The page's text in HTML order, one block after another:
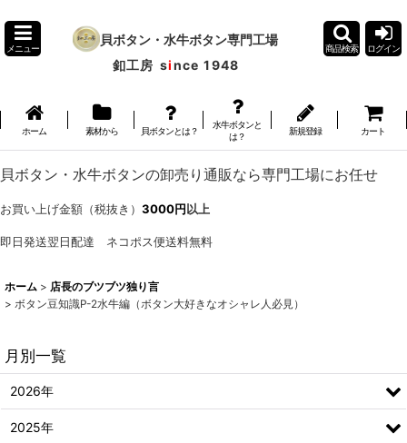
メニュー
貝ボタン・水牛ボタン専門工場
釦工房 since 1948
商品検索 ログイン
ホーム 素材から 貝ボタンとは？
水牛ボタンと
は？
新規登録 カート
貝ボタン・水牛ボタンの卸売り通販なら専門工場にお任せ
お買い上げ金額（税抜き） 3000円以上
即日発送翌日配達 ネコポス便送料無料
ホーム > 店長のブツブツ独り言
> ボタン豆知識P-2水牛編（ボタン大好きなオシャレ人必見）
月別一覧
2026年
2025年